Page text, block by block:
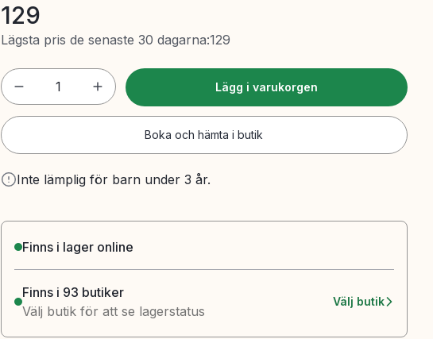
129
Lägsta pris de senaste 30 dagarna:129
1 Lägg i varukorgen
Boka och hämta i butik
Inte lämplig för barn under 3 år.
Finns i lager online
Finns i 93 butiker
Välj butik för att se lagerstatus
Välj butik